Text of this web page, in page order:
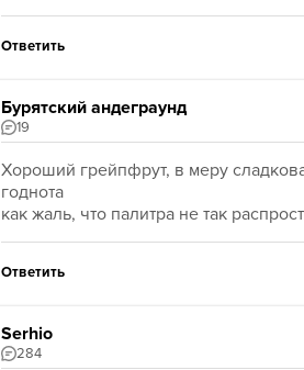
Ответить
Бурятский андеграунд
19
Хороший грейпфрут, в меру
годнота
как жаль, что палитра не так
Ответить
Serhio
284